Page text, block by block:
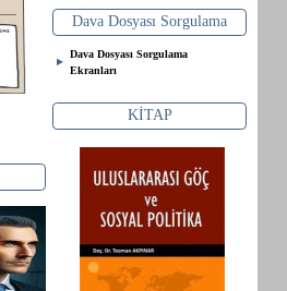
Dava Dosyası Sorgulama
Dava Dosyası Sorgulama
Ekranları
KİTAP